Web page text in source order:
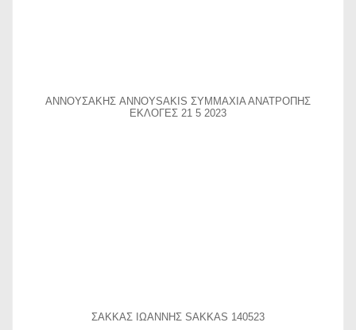
ΑΝΝΟΥΣΑΚΗΣ ANNOYSAKIS ΣΥΜΜΑΧΙΑ ΑΝΑΤΡΟΠΗΣ
ΕΚΛΟΓΕΣ 21 5 2023
ΣΑΚΚΑΣ ΙΩΑΝΝΗΣ SAKKAS 140523